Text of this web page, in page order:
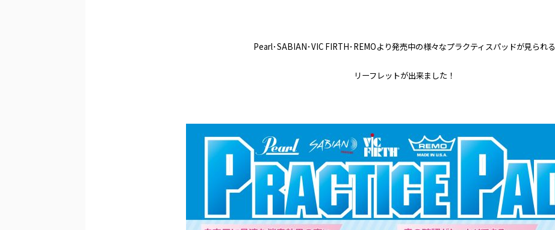
Pearl･SABIAN･VIC FIRTH･REMOより発売中の様々なプラクティスパッドが見られる
リーフレットが出来ました！